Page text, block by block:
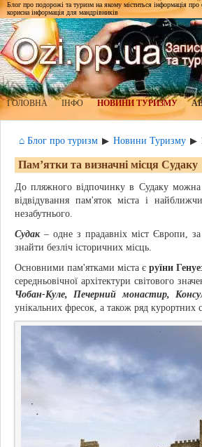
Блог про подорожі та туризм на якому міститься інформація про
корисна інформація для мандрівників
ГОЛОВНА ІНФО НОВИНИ ТУРИЗМУ
⌂ Блог про туризм ▶ Новини Туризму ▶
Пам’ятки та визначні місця Судаку
До пляжного відпочинку в Судаку можна
відвідування пам'яток міста і
незабутнього.
Судак– одне з прадавніх міст Європи,
знайти безліч історичних місць.
Основними пам'ятками міста єруїни
середньовічної архітектури світового
Чобан-Куле, Печерний монастир,
унікальних фресок, а також ряд курортних